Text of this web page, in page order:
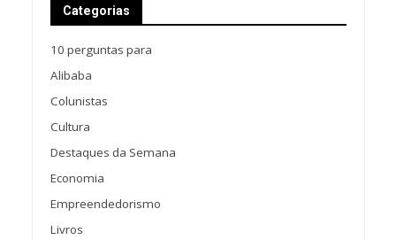
Categorias
10 perguntas para
Alibaba
Colunistas
Cultura
Destaques da Semana
Economia
Empreendedorismo
Livros